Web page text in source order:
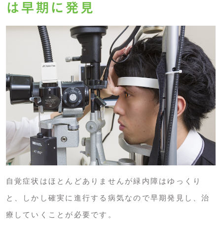
は早期に発見
自覚症状はほとんどありませんが緑内障はゆっくり
と、しかし確実に進行する病気なので早期発見し、治
療していくことが必要です。